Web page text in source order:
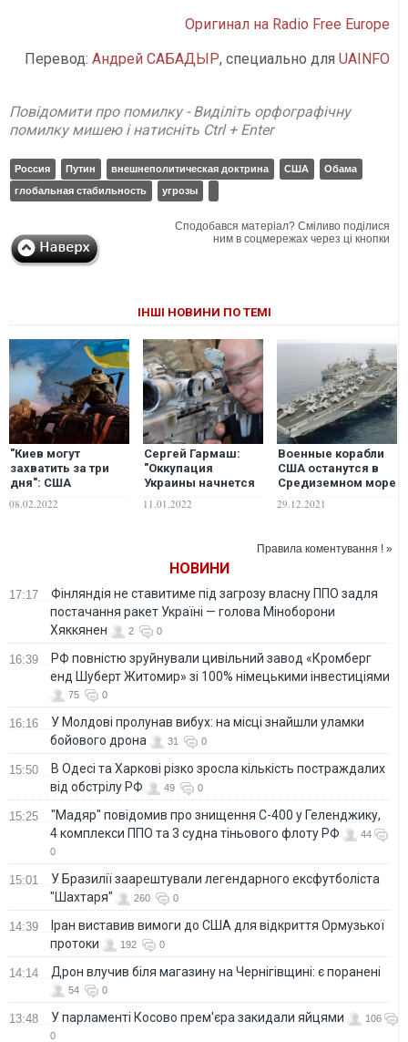
Оригинал на Radio Free Europe
Перевод:Андрей САБАДЫР, специально дляUAINFO
Повідомити про помилку - Виділіть орфографічну
помилку мишею і натисніть Ctrl + Enter
Россия Путин внешнеполитическая доктрина США
Обама
глобальная стабильность
угрозы
Сподобався матеріал? Сміливо поділися
ним в соцмережах через ці кнопки
ІНШІ НОВИНИ ПО ТЕМІ
"Киев могут
захватить за три
дня": США
миграционному
08.02.2022
Сергей Гармаш:
"Оккупация
Украины начнется
границ". Угрозы
11.01.2022
Военные корабли
США останутся в
Средиземном море
российского
Associated Press
29.12.2021
Правила коментування ! »
НОВИНИ
17:17
Фінляндія не ставитиме під загрозу власну ППО задля
постачання ракет Україні — голова Міноборони
Хяккянен
2 0
16:39
РФ повністю зруйнували цивільний завод «Кромберг
енд Шуберт Житомир» зі 100% німецькими інвестиціями
75 0
16:16
У Молдові пролунав вибух: на місці знайшли уламки
бойового дрона
31 0
15:50
В Одесі та Харкові різко зросла кількість постраждалих
від обстрілу РФ
49 0
15:25
"Мадяр" повідомив про знищення С-400 у Геленджику,
4 комплекси ППО та 3 судна тіньового флоту РФ
44
0
15:01
У Бразилії заарештували легендарного ексфутболіста
"Шахтаря"
260 0
14:39
Іран виставив вимоги до США для відкриття Ормузької
протоки
192 0
14:14 Дрон влучив біля магазину на Чернігівщині: є поранені
54 0
13:48 У парламенті Косово прем'єра закидали яйцями
106
0